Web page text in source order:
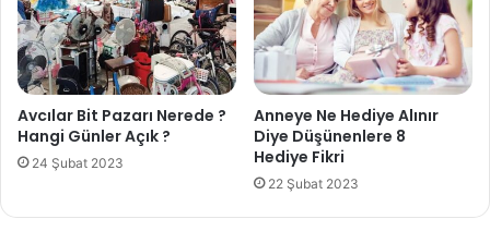
Avcılar Bit Pazarı Nerede ?
Hangi Günler Açık ?
24 Şubat 2023
Anneye Ne Hediye Alınır
Diye Düşünenlere 8
Hediye Fikri
22 Şubat 2023